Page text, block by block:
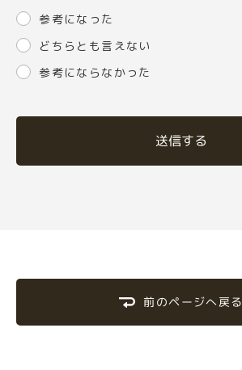
参考になった
どちらとも言えない
参考にならなかった
送信する
前のページへ戻る